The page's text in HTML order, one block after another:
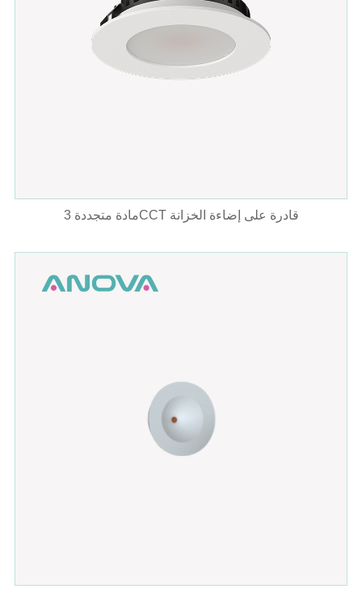
مادة متجددة 3CCT قادرة على إضاءة الخزانة